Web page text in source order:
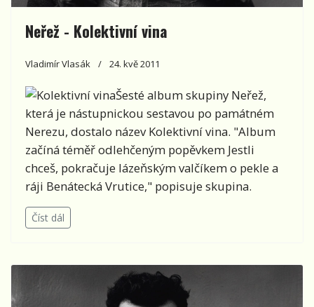
Neřež - Kolektivní vina
Vladimír Vlasák 24. kvě 2011
Šesté album skupiny Neřež,
která je nástupnickou sestavou po památném
Nerezu, dostalo název Kolektivní vina. "Album
začíná téměř odlehčeným popěvkem Jestli
chceš, pokračuje lázeňským valčíkem o pekle a
ráji Benátecká Vrutice," popisuje skupina.
Číst dál